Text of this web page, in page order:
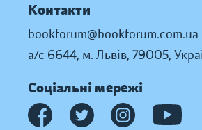
Контакти
bookforum@bookforum.com.ua
а/с 6644, м. Львів, 79005,
Соціальні мережі